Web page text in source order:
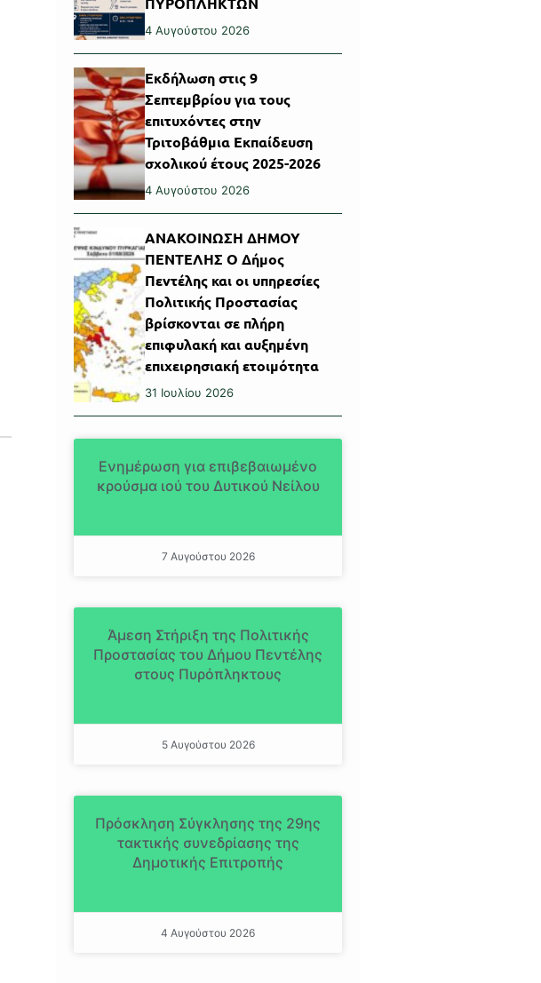
4 Αυγούστου 2026
Εκδήλωση στις 9
Σεπτεμβρίου για τους
επιτυχόντες στην
Τριτοβάθμια Εκπαίδευση
σχολικού έτους 2025-2026
4 Αυγούστου 2026
ΑΝΑΚΟΙΝΩΣΗ ΔΗΜΟΥ
ΠΕΝΤΕΛΗΣ Ο Δήμος
Πεντέλης και οι υπηρεσίες
Πολιτικής Προστασίας
βρίσκονται σε πλήρη
επιφυλακή και αυξημένη
επιχειρησιακή ετοιμότητα
31 Ιουλίου 2026
Ενημέρωση για επιβεβαιωμένο
κρούσμα ιού του Δυτικού Νείλου
7 Αυγούστου 2026
Άμεση Στήριξη της Πολιτικής
Προστασίας του Δήμου Πεντέλης
στους Πυρόπληκτους
5 Αυγούστου 2026
Πρόσκληση Σύγκλησης της 29ης
τακτικής συνεδρίασης της
Δημοτικής Επιτροπής
4 Αυγούστου 2026